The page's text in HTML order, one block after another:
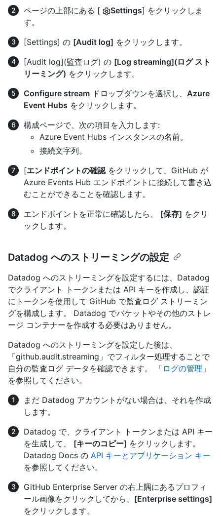
ページの上部にある [
Settings] をクリックしま
す。
[Settings] の [Audit log] をクリックします。
[Audit log](監査ログ) の [Log streaming](ログ スト
リーミング) をクリックします。
Configure stream ドロップダウンを選択し、 Azure
Event Hubs をクリックします。
構成ページで、次の項目を入力します:
Azure Event Hubs インスタンスの名前。
接続文字列。
[エンドポイントの確認 をクリックして、GitHub が
Azure Events Hub エンドポイントに接続して書き込
むことができることを確認します。
エンドポイントを正常に確認したら、 [保存] をクリ
ックします。
Datadog へのストリーミングの設定
Datadog へのストリーミングを設定するには、Datadog
でクライアント トークンまたは API キーを作成し、認証
にトークンを使用して GitHub で監査ログ ストリーミン
グを構成します。 Datadog でバケットやその他のストレ
ージ コンテナーを作成する必要はありません。
Datadog へのストリーミングを設定した後は、
「github.audit.streaming」でフィルター処理することで
自分の監査ログ データを確認できます。 「 ログの管理 」
を参照してください。
まだ Datadog アカウントがない場合は、それを作成
します。
Datadog で、クライアント トークンまたは API キー
を生成して、 [キーのコピー] をクリックします。
Datadog Docs の API キーとアプリケーション キー
を参照してください。
GitHub Enterprise Server の右上隅にあるプロフィ
ール画像をクリックしてから、 [Enterprise settings]
をクリックします。